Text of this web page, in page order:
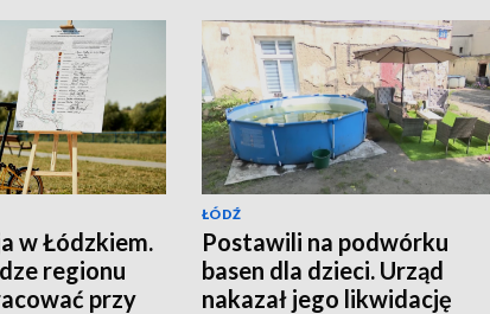
w Łódzkiem.
regionu
przy
ŁÓDŹ
Postawili na podwórku
basen dla dzieci. Urząd
nakazał jego likwidację